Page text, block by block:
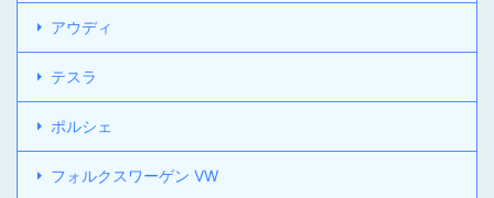
アウディ
テスラ
ポルシェ
フォルクスワーゲン VW